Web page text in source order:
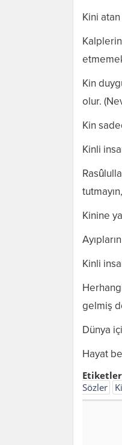
Kini
Kin
olur.
Kin
Kinli
Kinine
Kinli
gelmiş
Dünya
Hayat
Sözler